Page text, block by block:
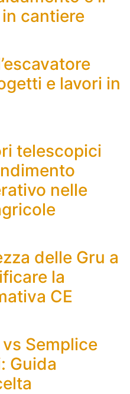
cantiere
e lavori in
telescopici
nelle
delle Gru a
la
CE
Semplice
Guida